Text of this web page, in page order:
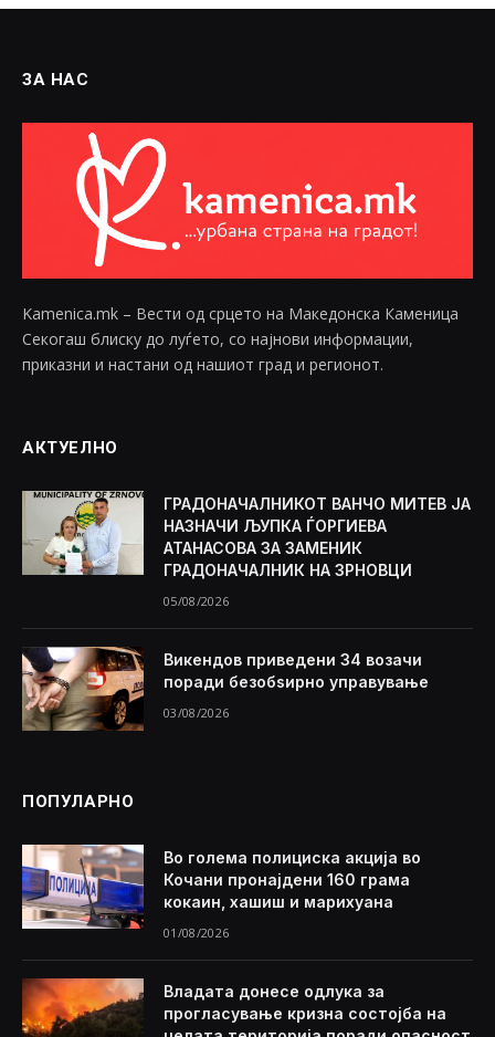
ЗА НАС
Kamenica.mk – Вести од срцето на Македонска Каменица
Секогаш блиску до луѓето, со најнови информации,
приказни и настани од нашиот град и регионот.
АКТУЕЛНО
ГРАДОНАЧАЛНИКОТ ВАНЧО МИТЕВ ЈА
НАЗНАЧИ ЉУПКА ЃОРГИЕВА
АТАНАСОВА ЗА ЗАМЕНИК
ГРАДОНАЧАЛНИК НА ЗРНОВЦИ
05/08/2026
Викендов приведени 34 возачи
поради безобѕирно управување
03/08/2026
ПОПУЛАРНО
Во голема полициска акција во
Кочани пронајдени 160 грама
кокаин, хашиш и марихуана
01/08/2026
Владата донесе одлука за
прогласување кризна состојба на